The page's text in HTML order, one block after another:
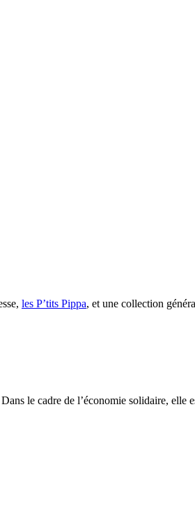
les P’tits Pippa, et une collection
le cadre de l’économie solidaire, elle